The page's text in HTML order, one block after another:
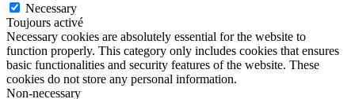
Necessary
Toujours activé
Necessary cookies are absolutely essential for the website to
function properly. This category only includes cookies that ensures
basic functionalities and security features of the website. These
cookies do not store any personal information.
Non-necessary